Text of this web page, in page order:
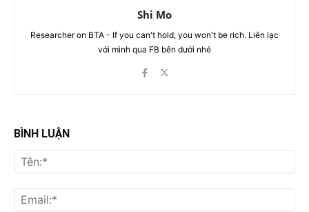
Shi Mo
Researcher on BTA - If you can't hold, you won't be rich. Liên lạc
với mình qua FB bên dưới nhé
BÌNH LUẬN